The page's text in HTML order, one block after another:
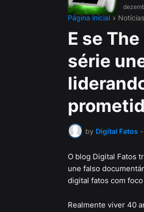
Página inicial
E se
série
by Digital Fatos -
O blog Digital Fatos
une falso
digital fatos com
Realmente viver 40